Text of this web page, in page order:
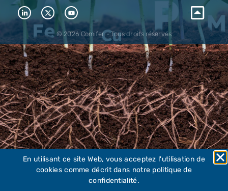
© 2026 Comifer - Tous droits réservés
En utilisant ce site Web, vous acceptez l'utilisation de
cookies comme décrit dans notre politique de
confidentialité.